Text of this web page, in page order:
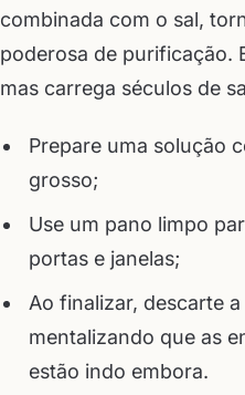
combinada com o sal,
poderosa de purificação.
mas carrega séculos de
Prepare uma solução
grosso;
Use um pano limpo
portas e janelas;
Ao finalizar, descarte
mentalizando que as
estão indo embora.